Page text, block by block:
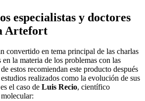
especialistas y doctores
Artefort
convertido en tema principal de las charlas
en la materia de los problemas con las
estos recomiendan este producto después
realizados como la evolución de sus
el caso de Luis Recio, científico